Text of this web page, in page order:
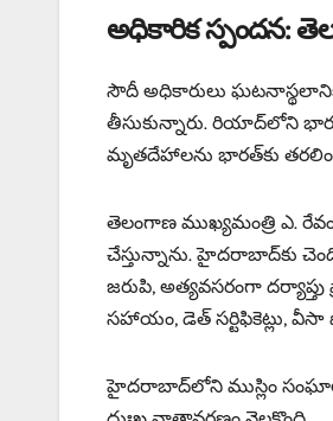
అధికారిక స్పందన:
సౌదీ అధికారులు ఘటనాస్థలానికి
తీసుకున్నారు. రియాద్‌లోని
మృతదేహాలను భారత్‌కు
తెలంగాణ ముఖ్యమంత్రి ఎ.
చేస్తున్నాను. హైదరాబాద్‌కు
జరుపి, అత్యవసరంగా
సహాయం, డెత్ సర్టిఫికెట్లు,
హైదరాబాద్‌లోని ముస్లిం